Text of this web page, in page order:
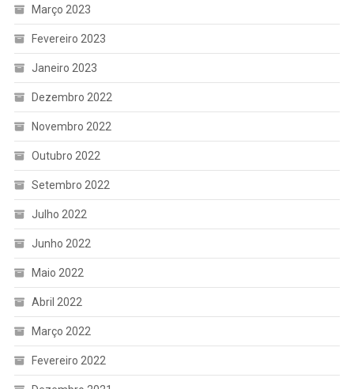
Março 2023
Fevereiro 2023
Janeiro 2023
Dezembro 2022
Novembro 2022
Outubro 2022
Setembro 2022
Julho 2022
Junho 2022
Maio 2022
Abril 2022
Março 2022
Fevereiro 2022